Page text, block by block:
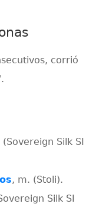
corrió
(Sovereign Silk SI
, m. (Stoli).
Silk SI